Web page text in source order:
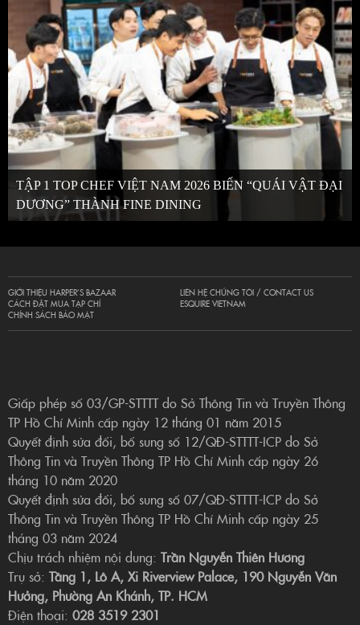
TẬP 1 TOP CHEF VIỆT NAM 2026 BIẾN “QUÁI VẬT ĐẠI
DƯƠNG” THÀNH FINE DINING
GIỚI THIỆU HARPER’S BAZAAR
CÁCH ĐẶT MUA TẠP CHÍ
CHÍNH SÁCH BẢO MẬT
LIÊN HỆ CHÚNG TÔI / CONTACT US
ESQUIRE VIETNAM
Giấp phép số 03/GP-STTTT do Sở Thông Tin và Truyền Thông
TP Hồ Chí Minh cấp ngày 12 tháng 01 năm 2015
Quyết định sửa đổi, bổ sung số 12/QĐ-STTTT-ICP do Sở
Thông Tin và Truyền Thông TP Hồ Chí Minh cấp ngày 26
tháng 10 năm 2020
Quyết định sửa đổi, bổ sung số 07/QĐ-STTTT-ICP do Sở
Thông Tin và Truyền Thông TP Hồ Chí Minh cấp ngày 25
tháng 03 năm 2024
Chịu trách nhiệm nội dung: Trần Nguyễn Thiên Hương
Trụ sở: Tầng 1, Lô A, Xi Riverview Palace, 190 Nguyễn Văn
Hưởng, Phường An Khánh, TP. HCM
Điện thoại: 028 3519 2301